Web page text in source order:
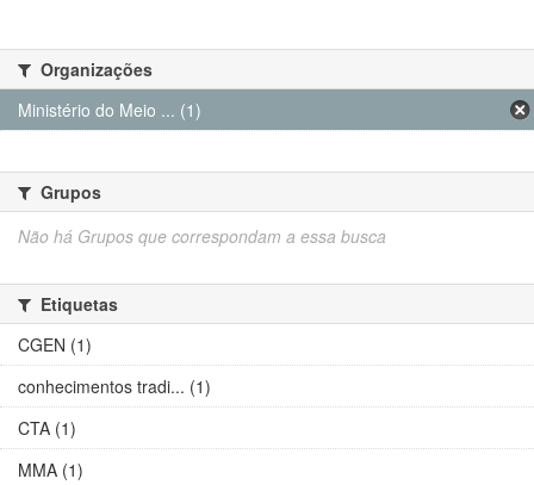
Organizações
Ministério do Meio ... (1)
Grupos
Não há Grupos que correspondam a essa busca
Etiquetas
CGEN (1)
conhecimentos tradi... (1)
CTA (1)
MMA (1)